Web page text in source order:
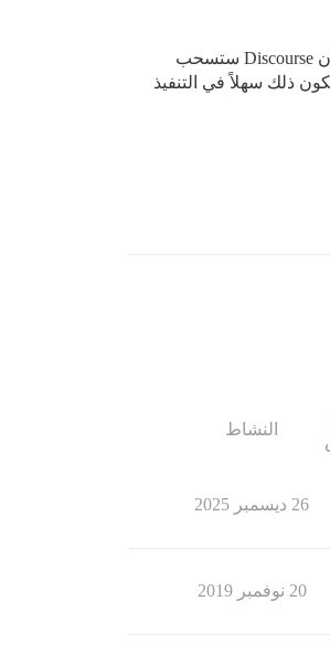
في رأيي، لا يجب إظهار القلم على الإطلاق والتعامل معه داخلياً (أعمال خلفية). إذا حدث أن اهتم المستخدم بعناوين URLs، فيمكنه أن يتعلم تلقائياً أن Discourse ستسحب
ذلك سهلاً في التنفيذ
النشاط
26 ديسمبر 2025
20 نوفمبر 2019